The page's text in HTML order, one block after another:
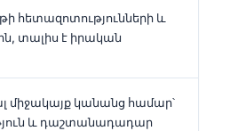
հետազոտությունների և
տալիս է իրական
միջակայք կանանց համար՝
և դաշտանադադար